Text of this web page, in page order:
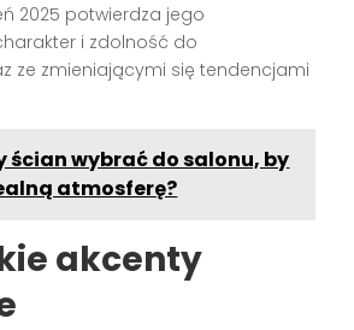
2025 potwierdza jego
i zdolność do
ze zmieniającymi się tendencjami
ścian wybrać do salonu, by
atmosferę?
akcenty